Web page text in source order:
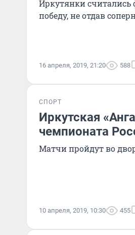
Иркутянки
победу, не отдав
16 апреля, 2019, 21:20 588
СПОРТ
Иркутская
чемпионата
Матчи пройдут во
10 апреля, 2019, 10:30 455